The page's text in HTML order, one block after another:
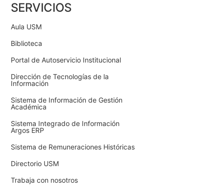
SERVICIOS
Aula USM
Biblioteca
Portal de Autoservicio Institucional
Dirección de Tecnologías de la
Información
Sistema de Información de Gestión
Académica
Sistema Integrado de Información
Argos ERP
Sistema de Remuneraciones Históricas
Directorio USM
Trabaja con nosotros